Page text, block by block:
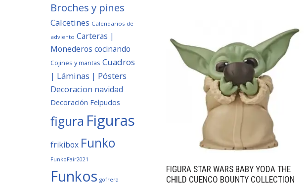
Broches y pines
Calcetines Calendarios de
adviento Carteras |
Monederos cocinando
Cojines y mantas Cuadros
| Láminas | Pósters
Decoracion navidad
Decoración Felpudos
figura Figuras
frikibox Funko
FunkoFair2021
Funkos gofrera
FIGURA STAR WARS BABY YODA THE
CHILD CUENCO BOUNTY COLLECTION